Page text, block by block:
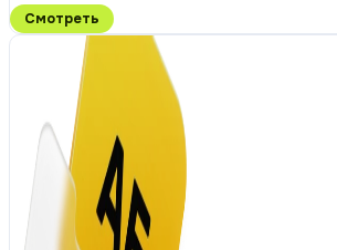
Смотреть